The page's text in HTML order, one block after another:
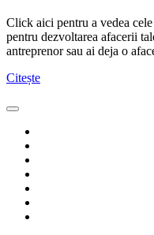
Click aici pentru a vedea
pentru dezvoltarea afacerii
antreprenor sau ai deja o
Citește